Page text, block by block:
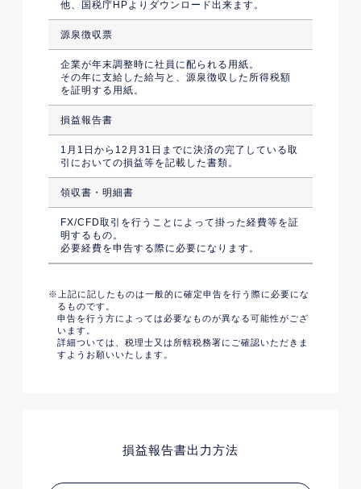
他、国税庁HPよりダウンロード出来ます。
源泉徴収票
企業が年末調整時に社員に配られる用紙。
その年に支給した給与と、源泉徴収した所得税額
を証明する用紙。
損益報告書
1月1日から12月31日までに決済の完了している取
引においての損益等を記載した書類。
領収書・明細書
FX/CFD取引を行うことによって掛った経費等を証
明するもの。
必要経費を申告する際に必要になります。
上記に記したものは一般的に確定申告を行う際に必要にな
るものです。
申告を行う方によっては必要なものが異なる可能性がござ
います。
詳細ついては、税理士又は所轄税務署にご確認いただきま
すようお願いいたします。
損益報告書出力方法